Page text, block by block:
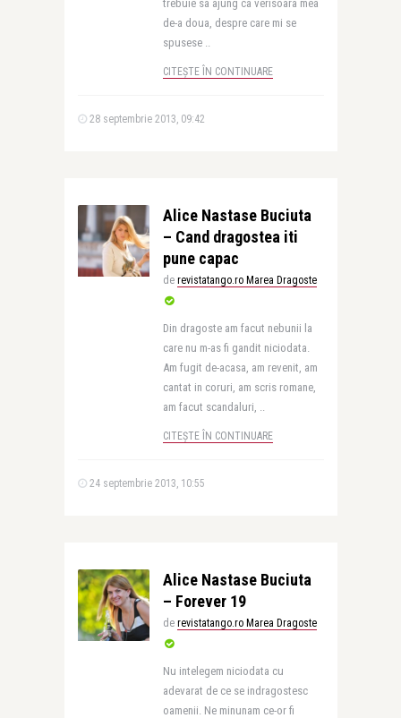
trebuie sa ajung ca verisoara mea
de-a doua, despre care mi se
spusese ..
CITEȘTE ÎN CONTINUARE
28 septembrie 2013, 09:42
Alice Nastase Buciuta
– Cand dragostea iti
pune capac
de revistatango.ro Marea Dragoste
Din dragoste am facut nebunii la
care nu m-as fi gandit niciodata.
Am fugit de-acasa, am revenit, am
cantat in coruri, am scris romane,
am facut scandaluri, ..
CITEȘTE ÎN CONTINUARE
24 septembrie 2013, 10:55
Alice Nastase Buciuta
– Forever 19
de revistatango.ro Marea Dragoste
Nu intelegem niciodata cu
adevarat de ce se indragostesc
oamenii. Ne minunam ce-or fi